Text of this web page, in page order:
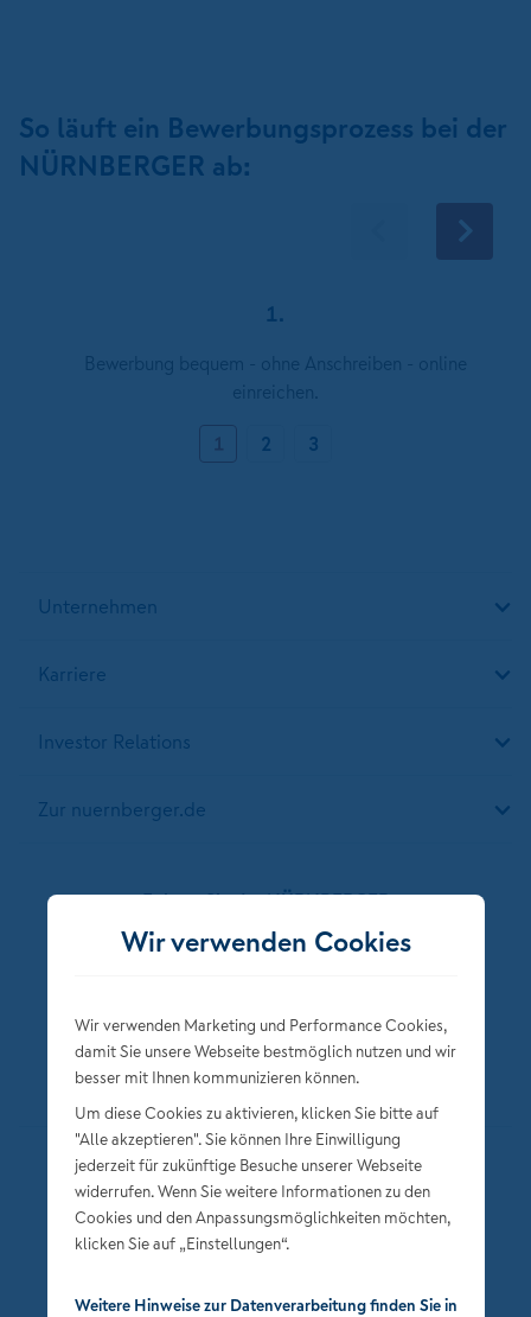
So läuft ein Bewerbungsprozess bei der
NÜRNBERGER ab:
1.
1
2 3
Unternehmen
Karriere
Investor Relations
Zur nuernberger.de
Folgen Sie der NÜRNBERGER
Datenschutz
Impressum
Privatsphäre-Einstellungen
Wir verwenden Cookies
Wir verwenden Marketing und Performance Cookies,
damit Sie unsere Webseite bestmöglich nutzen und wir
besser mit Ihnen kommunizieren können.
Um diese Cookies zu aktivieren, klicken Sie bitte auf
"Alle akzeptieren". Sie können Ihre Einwilligung
jederzeit für zukünftige Besuche unserer Webseite
widerrufen. Wenn Sie weitere Informationen zu den
Cookies und den Anpassungsmöglichkeiten möchten,
klicken Sie auf „Einstellungen“.
Weitere Hinweise zur Datenverarbeitung finden Sie in